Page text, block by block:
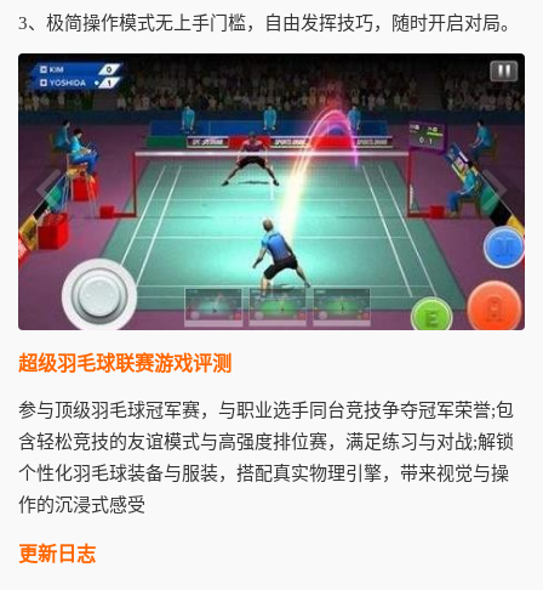
3、极简操作模式无上手门槛，自由发挥技巧，随时开启对局。
超级羽毛球联赛游戏评测
参与顶级羽毛球冠军赛，与职业选手同台竞技争夺冠军荣誉;包
含轻松竞技的友谊模式与高强度排位赛，满足练习与对战;解锁
个性化羽毛球装备与服装，搭配真实物理引擎，带来视觉与操
作的沉浸式感受
更新日志